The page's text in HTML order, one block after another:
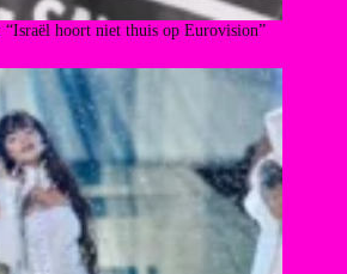
“Israël hoort niet thuis op Eurovision”